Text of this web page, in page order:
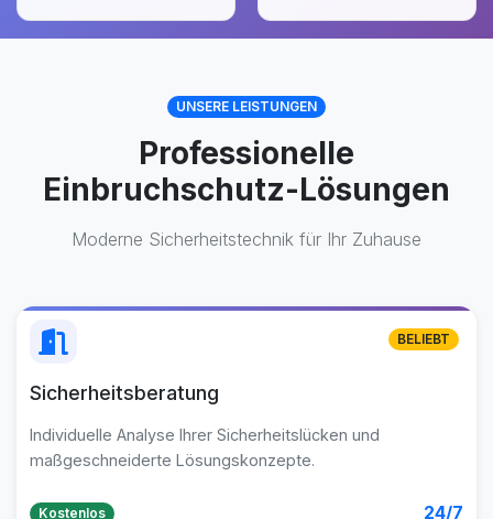
UNSERE LEISTUNGEN
Professionelle
Einbruchschutz-Lösungen
Moderne Sicherheitstechnik für Ihr Zuhause
Sicherheitsberatung
Individuelle Analyse Ihrer Sicherheitslücken und
maßgeschneiderte Lösungskonzepte.
Kostenlos 24/7
BELIEBT